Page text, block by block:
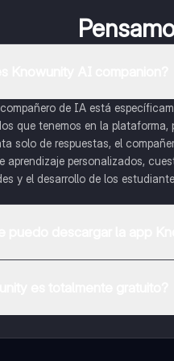
de IA está
que tenemos en la
solo de respuestas, el
aprendizaje personalizados,
y el desarrollo de los
Puedes ganar dinero